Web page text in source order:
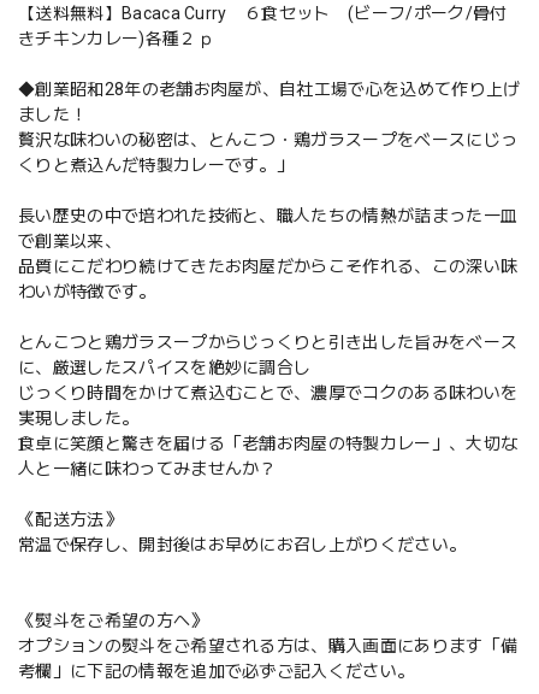
【送料無料】Bacaca Curry ６食セット (ビーフ/ポーク/骨付
きチキンカレー)各種２ｐ
◆創業昭和28年の老舗お肉屋が、自社工場で心を込めて作り上げ
ました！
贅沢な味わいの秘密は、とんこつ・鶏ガラスープをベースにじっ
くりと煮込んだ特製カレーです。」
長い歴史の中で培われた技術と、職人たちの情熱が詰まった一皿
で創業以来、
品質にこだわり続けてきたお肉屋だからこそ作れる、この深い味
わいが特徴です。
とんこつと鶏ガラスープからじっくりと引き出した旨みをベース
に、厳選したスパイスを絶妙に調合し
じっくり時間をかけて煮込むことで、濃厚でコクのある味わいを
実現しました。
食卓に笑顔と驚きを届ける「老舗お肉屋の特製カレー」、大切な
人と一緒に味わってみませんか？
《配送方法》
常温で保存し、開封後はお早めにお召し上がりください。
《熨斗をご希望の方へ》
オプションの熨斗をご希望される方は、購入画面にあります「備
考欄」に下記の情報を追加で必ずご記入ください。